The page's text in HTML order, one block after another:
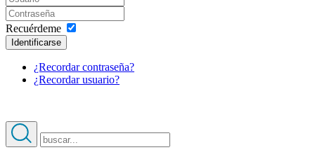
Recuérdeme
Identificarse
¿Recordar contraseña?
¿Recordar usuario?